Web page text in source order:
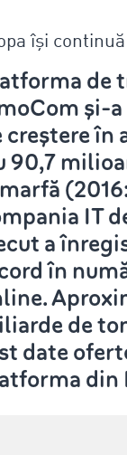
își
de
şi-
creştere în
90,7
IT
a
în
de
date
din